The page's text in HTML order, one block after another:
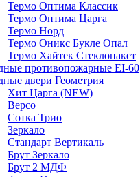
Термо Оптима Классик
Термо Оптима Царга
Термо Норд
Термо Оникс Букле Опал
Термо Хайтек Стеклопакет
противопожарные EI-60
двери Геометрия
Хит Царга (NEW)
Версо
Сотка Трио
Зеркало
Стандарт Вертикаль
Брут Зеркало
Брут 2 МДФ